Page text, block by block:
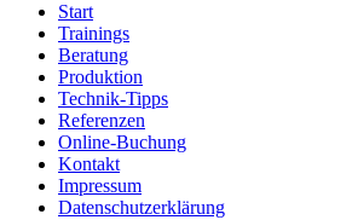
Start
Trainings
Beratung
Produktion
Technik-Tipps
Referenzen
Online-Buchung
Kontakt
Impressum
Datenschutzerklärung